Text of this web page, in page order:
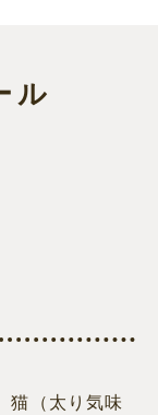
ル
猫（太り気味